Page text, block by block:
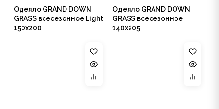
Одеяло GRAND DOWN
GRASS всесезонное Light
150x200
Одеяло GRAND DOWN
GRASS всесезонное
140x205